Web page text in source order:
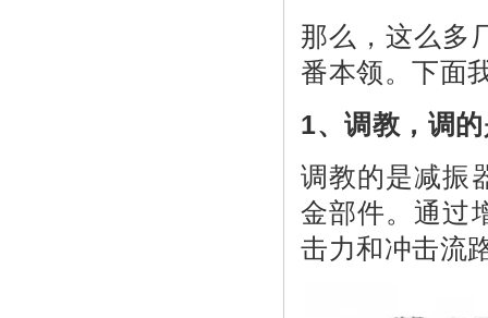
那么，这么多
番本领。下面
1、调教，调
调教的是减振
金部件。通过
击力和冲击流